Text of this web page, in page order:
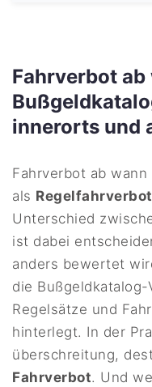
Fahrverbot ab
innerorts und
Fahrverbot ab
als Regelfahrverbot
Unterschied
ist dabei
anders bewertet
die
Regelsätze und
hinterlegt. In der
überschreitung,
Fahrverbot. Und